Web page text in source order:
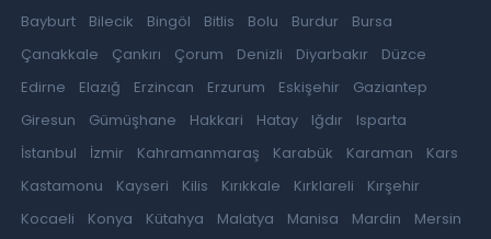
Bayburt
Bilecik Bingöl Bitlis Bolu Burdur
Bursa
Çanakkale
Çankırı Çorum Denizli Diyarbakır
Düzce
Edirne
Elazığ Erzincan Erzurum Eskişehir
Gaziantep
Giresun
Gümüşhane Hakkari Hatay Iğdır
Isparta
İstanbul
İzmir Kahramanmaraş Karabük Karaman
Kars
Kastamonu
Kayseri Kilis Kırıkkale Kırklareli
Kırşehir
Kocaeli
Konya Kütahya Malatya Manisa Mardin
Mersin